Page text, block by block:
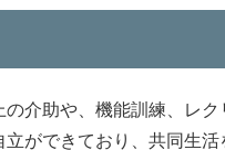
介助や、機能訓練、レク
ができており、共同生活